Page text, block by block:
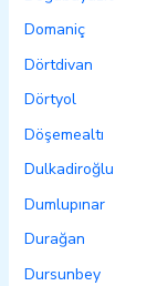
Domaniç
Dörtdivan
Dörtyol
Döşemealtı
Dulkadiroğlu
Dumlupınar
Durağan
Dursunbey